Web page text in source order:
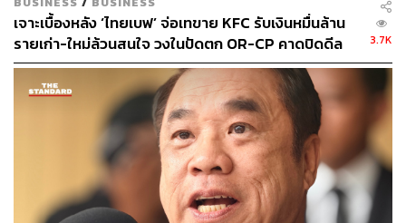
กลุ่มเซ็นทรัลได้จัดทำมาตรการเชิงรุกในการสร้างมาตรฐาน
สุขอนามัยใน 5 ด้าน 75 มาตรการ เพื่อถือปฏิบัติสำหรับทุก
ธุรกิจในศูนย์การค้าเพื่อความปลอดภัย และป้องกันการ
ระบาดของเชื้อไวรัส
– งบประมาณรวมกว่า 40 ล้านบาท ในการสนับสนุนเงินและ
อุปกรณ์ทางการแพทย์ มอบให้กับ 30 โรงพยาบาลทั่วประเทศ
เพื่อบุคลากรทางการแพทย์รับมือกับโรคโควิด-19 ผ่านทาง
แพทยสมาคมแห่งประเทศไทยฯ และจัดสรรงบประมาณเพิ่ม
เติมอีก 15 ล้านบาท สำหรับการจัดทำห้องปลอดเชื้อให้โรง
พยาบาล และมอบถุงยังชีพให้แก่ประชาชนที่เดือดร้อน
เจาะเบื้องหลัง ‘ไทยเบฟ’ จ่อเทขาย KFC รับเงินหมื่นล้าน
รายเก่า-ใหม่ล้วนสนใจ วงในปัดตก OR-CP คาดปิดดีล
ไตรมาส 4 นี้
3.7K